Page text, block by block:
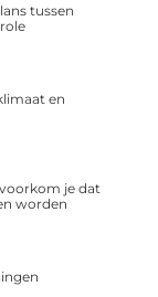
tussen
en
je dat
worden